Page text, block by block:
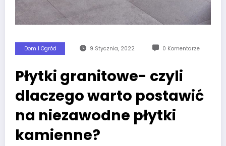
Dom I Ogród 9 Stycznia, 2022 0 Komentarze
Płytki granitowe- czyli
dlaczego warto postawić
na niezawodne płytki
kamienne?